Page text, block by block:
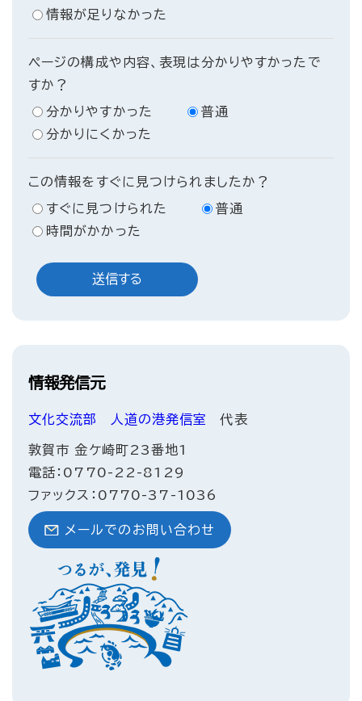
情報が足りなかった
ページの構成や内容、表現は分かりやすかったで
すか？
分かりやすかった
普通
分かりにくかった
この情報をすぐに見つけられましたか？
すぐに見つけられた
普通
時間がかかった
情報発信元
文化交流部 人道の港発信室 代表
敦賀市 金ケ崎町23番地1
電話：0770-22-8129
ファックス：0770-37-1036
メールでのお問い合わせ